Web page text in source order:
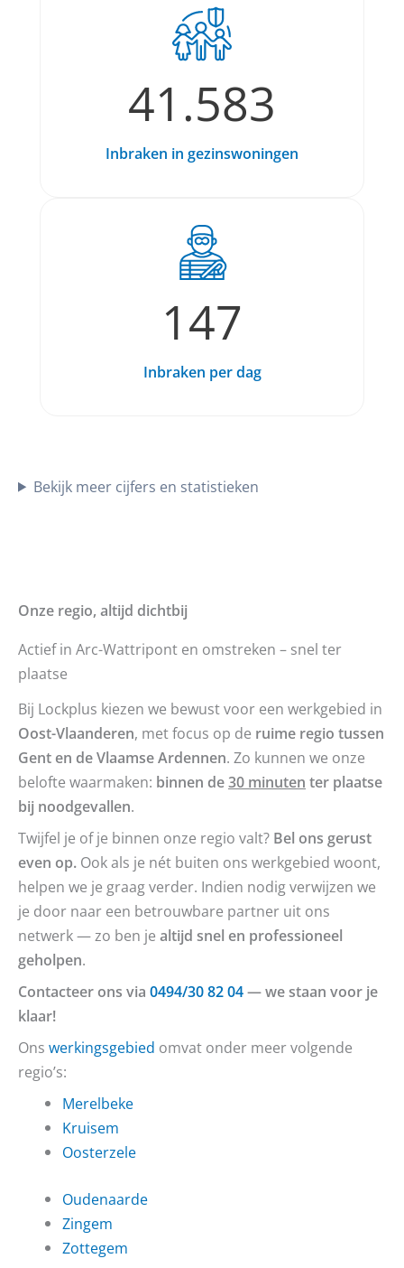
41.583
Inbraken in gezinswoningen
147
Inbraken per dag
Bekijk meer cijfers en statistieken
Onze regio, altijd dichtbij
Actief in Arc-Wattripont en omstreken – snel ter
plaatse
Bij Lockplus kiezen we bewust voor een werkgebied in
Oost-Vlaanderen, met focus op de ruime regio tussen
Gent en de Vlaamse Ardennen. Zo kunnen we onze
belofte waarmaken: binnen de30 minuten ter plaatse
bij noodgevallen.
Twijfel je of je binnen onze regio valt? Bel ons gerust
even op. Ook als je nét buiten ons werkgebied woont,
helpen we je graag verder. Indien nodig verwijzen we
je door naar een betrouwbare partner uit ons
netwerk — zo ben je altijd snel en professioneel
geholpen.
Contacteer ons via 0494/30 82 04— we staan voor je
klaar!
Ons werkingsgebied omvat onder meer volgende
regio’s:
Merelbeke
Kruisem
Oosterzele
Oudenaarde
Zingem
Zottegem